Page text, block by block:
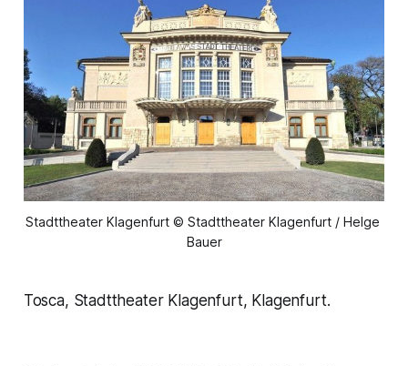
Stadttheater Klagenfurt © Stadttheater Klagenfurt / Helge
Bauer
Tosca, Stadttheater Klagenfurt, Klagenfurt.